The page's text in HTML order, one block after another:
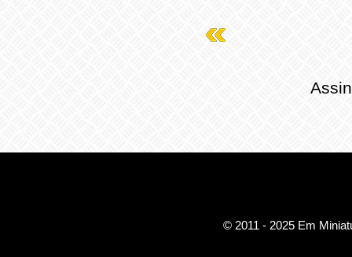
© 2011 - 2025 Em